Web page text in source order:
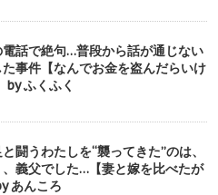
話で絶句…普段から話が通じない
事件【なんでお金を盗んだらいけ
ふくふく
闘うわたしを“襲ってきた”のは、
義父でした…【妻と嫁を比べたが
あんころ